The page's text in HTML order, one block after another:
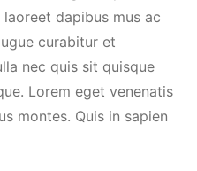
dapibus mus ac
curabitur et
nec quis sit quisque
Lorem eget venenatis
montes. Quis in sapien